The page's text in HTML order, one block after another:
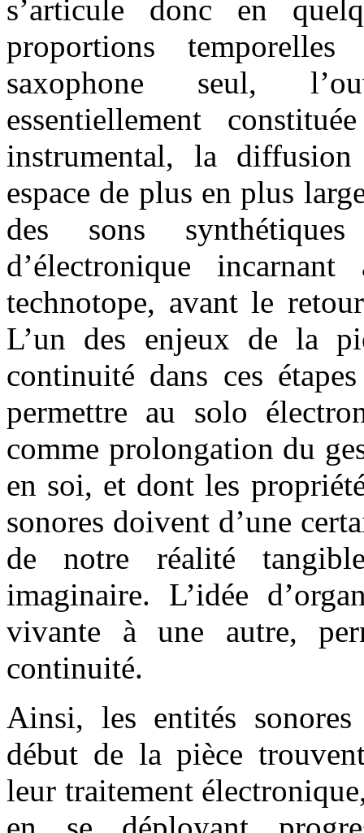
s’articule donc en
proportions
saxophone seul,
essentiellement
instrumental, la
espace de plus en plus
des sons
d’électronique
technotope, avant le
L’un des enjeux de la
continuité dans ces
permettre au solo
comme prolongation du
en soi, et dont les
sonores doivent d’une
de notre réalité
imaginaire. L’idée
vivante à une autre,
continuité.
Ainsi, les entités
début de la pièce
leur traitement